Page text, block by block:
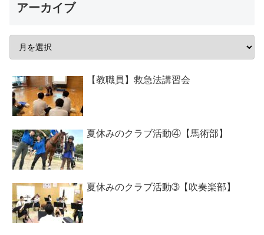
アーカイブ
【教職員】救急法講習会
夏休みのクラブ活動④【馬術部】
夏休みのクラブ活動➂【吹奏楽部】